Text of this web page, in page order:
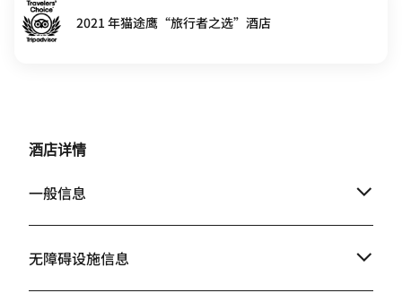
2021 年猫途鹰“旅行者之选”酒店
酒店详情
一般信息
无障碍设施信息